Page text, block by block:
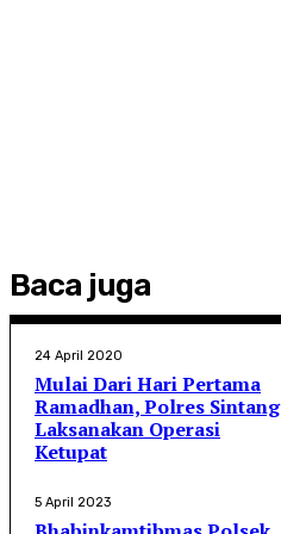
Baca juga
24 April 2020
Mulai Dari Hari Pertama
Ramadhan, Polres Sintang
Laksanakan Operasi
Ketupat
5 April 2023